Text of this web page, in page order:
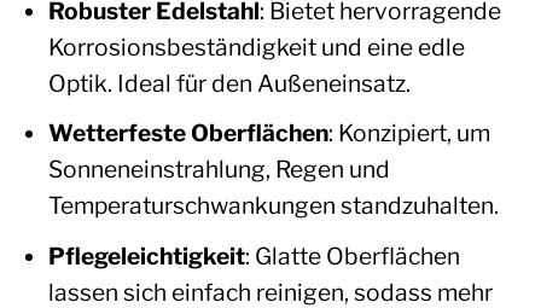
Robuster Edelstahl: Bietet hervorragende
Korrosionsbeständigkeit und eine edle
Optik. Ideal für den Außeneinsatz.
Wetterfeste Oberflächen: Konzipiert, um
Sonneneinstrahlung, Regen und
Temperaturschwankungen standzuhalten.
Pflegeleichtigkeit: Glatte Oberflächen
lassen sich einfach reinigen, sodass mehr